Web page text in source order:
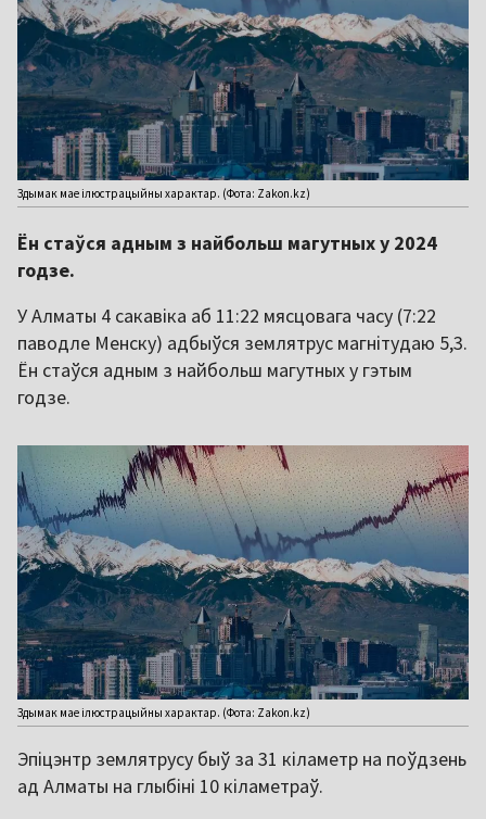
Здымак мае ілюстрацыйны характар. (Фота: Zakon.kz)
Ён стаўся адным з найбольш магутных у 2024
годзе.
У Алматы 4 сакавіка аб 11:22 мясцовага часу (7:22
паводле Менску) адбыўся землятрус магнітудаю 5,3.
Ён стаўся адным з найбольш магутных у гэтым
годзе.
Здымак мае ілюстрацыйны характар. (Фота: Zakon.kz)
Эпіцэнтр землятрусу быў за 31 кіламетр на поўдзень
ад Алматы на глыбіні 10 кіламетраў.